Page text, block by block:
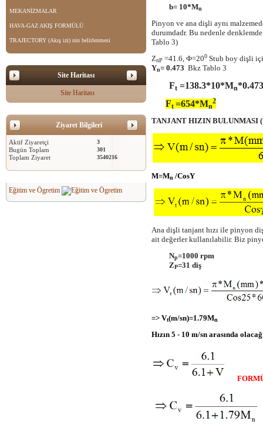
MEKANİZMALAR
HAVA-GAZ AKIŞ FORMÜLÜ
TRAJECTORY (Akış izi) nin belirlenmesi
Site Haritası
Site Haritası
Ziyaret Bilgileri
Aktif Ziyaretçi 3
Bugün Toplam 301
Toplam Ziyaret 3540216
Eğitim ve Ögretim
b= 10*Mn
Pinyon ve ana dişli aynı
durumdadr. Bu nedenle
Tablo 3)
ZnP =41.6, Ф=200 Stub boy dişli
Yn= 0.473 Bkz Tablo 3
Ft =138.3*10*Mn
Ft =654*Mn
2
TANJANT HIZIN BULUNMASI
M=Mn /CosΥ
Ana dişli tanjant hızı ile pinyon
ait değerler kullanılabilir. Biz
Np=1000 rpm
ZP=31 diş
=> Vt(m/sn)=1.79Mn
Hızın 5 - 10 m/sn arasında